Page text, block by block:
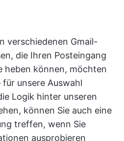
verschiedenen Gmail-
die Ihren Posteingang
heben können, möchten
unsere Auswahl
Logik hinter unseren
können Sie auch eine
treffen, wenn Sie
ausprobieren